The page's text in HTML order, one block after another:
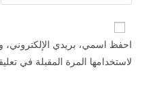
احفظ اسمي، بريدي الإلكتروني،
لاستخدامها المرة المقبلة في